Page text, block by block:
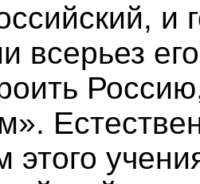
и
всерьез
этого